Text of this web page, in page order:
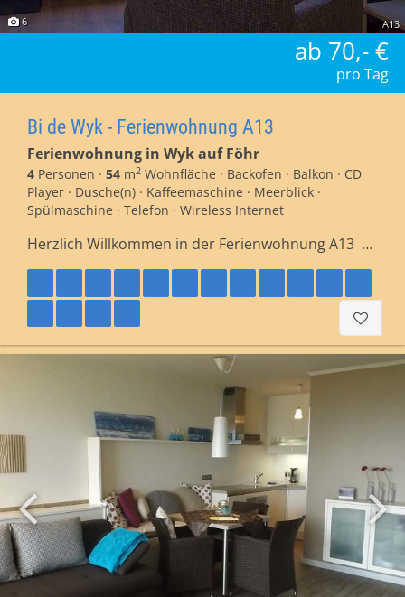
A13
6
ab 70,- €
pro Tag
Bi de Wyk - Ferienwohnung A13
Ferienwohnung in Wyk auf Föhr
4 Personen · 54 m2 Wohnfläche · Backofen · Balkon · CD
Player · Dusche(n) · Kaffeemaschine · Meerblick ·
Spülmaschine · Telefon · Wireless Internet
Herzlich Willkommen in der Ferienwohnung A13 …